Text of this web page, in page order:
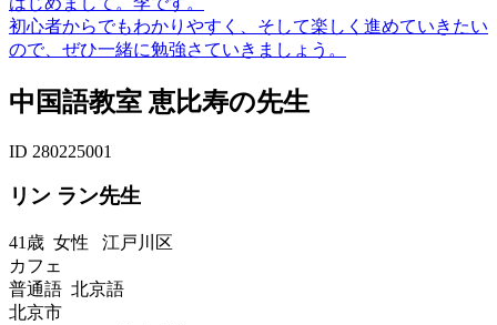
初心者からでもわかりやすく、そして楽しく進めていきたい
ので、ぜひ一緒に勉強さていきましょう。
中国語教室 恵比寿の先生
ID 280225001
リン ラン先生
41歳 女性 江戸川区
カフェ
普通語 北京語
北京市